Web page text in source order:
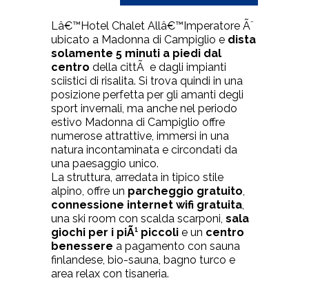
Lâ€™Hotel Chalet Allâ€™Imperatore Ã¨
ubicato a Madonna di Campiglio e dista
solamente 5 minuti a piedi dal
centro della cittÃ e dagli impianti
sciistici di risalita. Si trova quindi in una
posizione perfetta per gli amanti degli
sport invernali, ma anche nel periodo
estivo Madonna di Campiglio offre
numerose attrattive, immersi in una
natura incontaminata e circondati da
una paesaggio unico.
La struttura, arredata in tipico stile
alpino, offre un parcheggio gratuito,
connessione internet wifi gratuita,
una ski room con scalda scarponi, sala
giochi per i piÃ¹ piccoli e un centro
benessere a pagamento con sauna
finlandese, bio-sauna, bagno turco e
area relax con tisaneria.